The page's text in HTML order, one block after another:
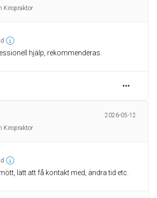
Kiropraktor
hjälp, rekommenderas.
2026-05-12
Kiropraktor
lätt att få kontakt med, ändra tid etc.